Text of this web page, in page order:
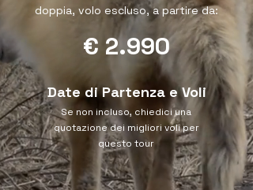
doppia, volo escluso, a partire da:
€ 2.990
Date di Partenza e Voli
Se non incluso, chiedici una
quotazione dei migliori voli per
questo tour